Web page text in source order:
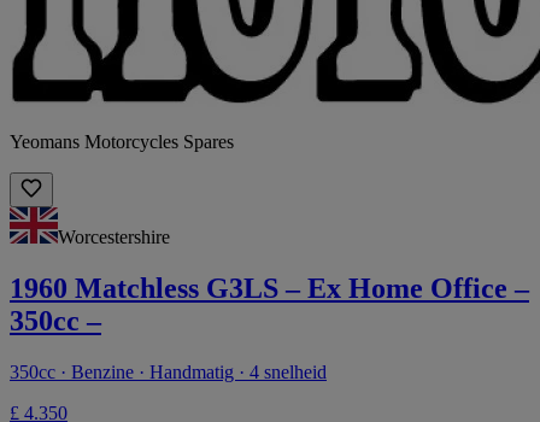
Yeomans Motorcycles Spares
Worcestershire
1960 Matchless G3LS – Ex Home Office –
350cc –
350cc · Benzine · Handmatig · 4 snelheid
£ 4.350